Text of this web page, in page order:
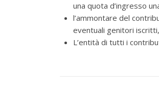
una quota d’ingresso
l’ammontare del
eventuali genitori
L’entità di tutti i